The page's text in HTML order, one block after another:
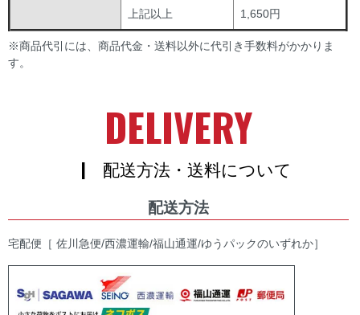
上記以上 1,650円
※商品代引には、商品代金・送料以外に代引き手数料がかかりま
す。
DELIVERY
| 配送方法・送料について
配送方法
宅配便［ 佐川急便/西濃運輸/福山通運/ゆうパックのいずれか］